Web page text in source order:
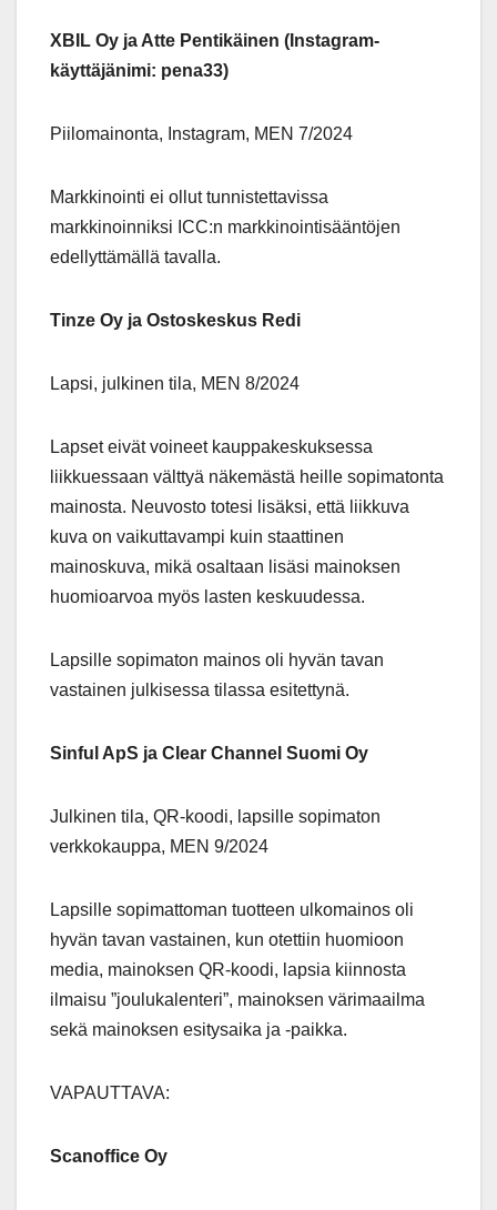
XBIL Oy ja Atte Pentikäinen (Instagram-
käyttäjänimi: pena33)
Piilomainonta, Instagram, MEN 7/2024
Markkinointi ei ollut tunnistettavissa
markkinoinniksi ICC:n markkinointisääntöjen
edellyttämällä tavalla.
Tinze Oy ja Ostoskeskus Redi
Lapsi, julkinen tila, MEN 8/2024
Lapset eivät voineet kauppakeskuksessa
liikkuessaan välttyä näkemästä heille sopimatonta
mainosta. Neuvosto totesi lisäksi, että liikkuva
kuva on vaikuttavampi kuin staattinen
mainoskuva, mikä osaltaan lisäsi mainoksen
huomioarvoa myös lasten keskuudessa.
Lapsille sopimaton mainos oli hyvän tavan
vastainen julkisessa tilassa esitettynä.
Sinful ApS ja Clear Channel Suomi Oy
Julkinen tila, QR-koodi, lapsille sopimaton
verkkokauppa, MEN 9/2024
Lapsille sopimattoman tuotteen ulkomainos oli
hyvän tavan vastainen, kun otettiin huomioon
media, mainoksen QR-koodi, lapsia kiinnosta
ilmaisu ”joulukalenteri”, mainoksen värimaailma
sekä mainoksen esitysaika ja -paikka.
VAPAUTTAVA:
Scanoffice Oy